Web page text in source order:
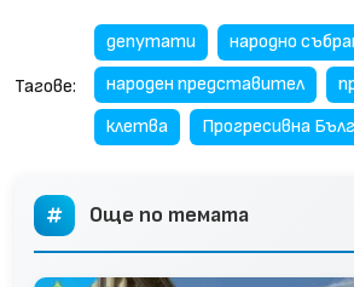
Тагове:
депутати
народно
народен представител
клетва
Прогресивна
Още по темата